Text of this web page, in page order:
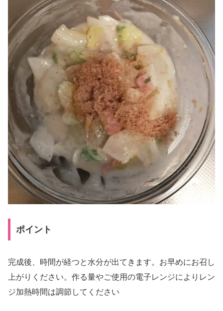
ポイント
完成後、時間が経つと水分が出てきます。お早めにお召し
上がりください。作る量やご使用の電子レンジによりレン
ジ加熱時間は調節してください